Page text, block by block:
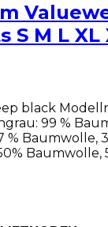
S M L XL
black
99 %
Baumwolle,
Baumwolle,